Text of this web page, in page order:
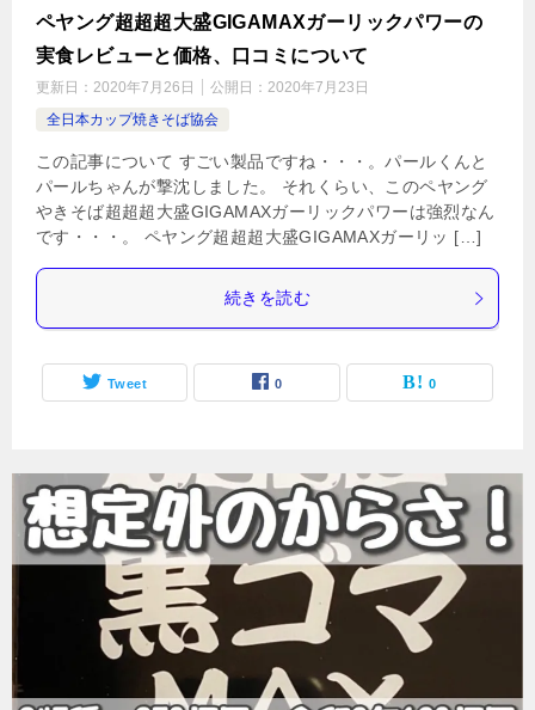
ペヤング超超超大盛GIGAMAXガーリックパワーの
実食レビューと価格、口コミについて
更新日： 2020年7月26日 公開日： 2020年7月23日
全日本カップ焼きそば協会
この記事について すごい製品ですね・・・。パールくんと
パールちゃんが撃沈しました。 それくらい、このペヤング
やきそば超超超大盛GIGAMAXガーリックパワーは強烈なん
です・・・。 ペヤング超超超大盛GIGAMAXガーリッ […]
続きを読む
Tweet 0 0